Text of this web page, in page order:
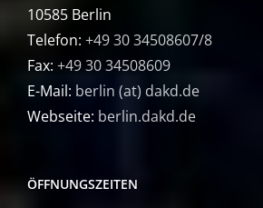
10585 Berlin
Telefon: +49 30 34508607/8
Fax: +49 30 34508609
E-Mail: berlin (at) dakd.de
Webseite: berlin.dakd.de
ÖFFNUNGSZEITEN